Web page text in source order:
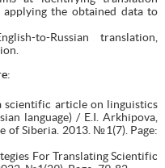
the obtained data to
to-Russian translation,
:
scientific article on linguistics
language) / E.I. Arkhipova,
of Siberia. 2013. №1(7). Page:
For Translating Scientific